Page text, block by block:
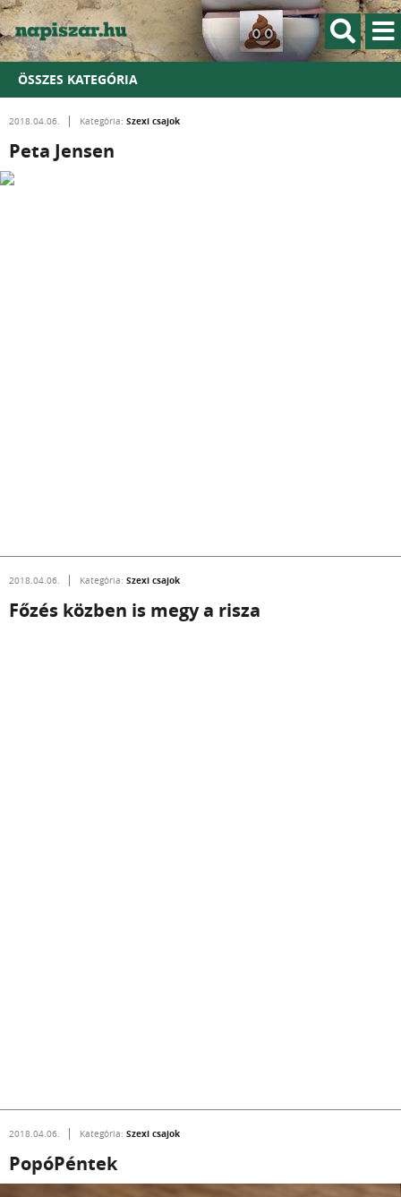
ÖSSZES KATEGÓRIA
2018.04.06. Kategória: Szexi csajok
Peta Jensen
2018.04.06. Kategória: Szexi csajok
Főzés közben is megy a risza
2018.04.06. Kategória: Szexi csajok
PopóPéntek